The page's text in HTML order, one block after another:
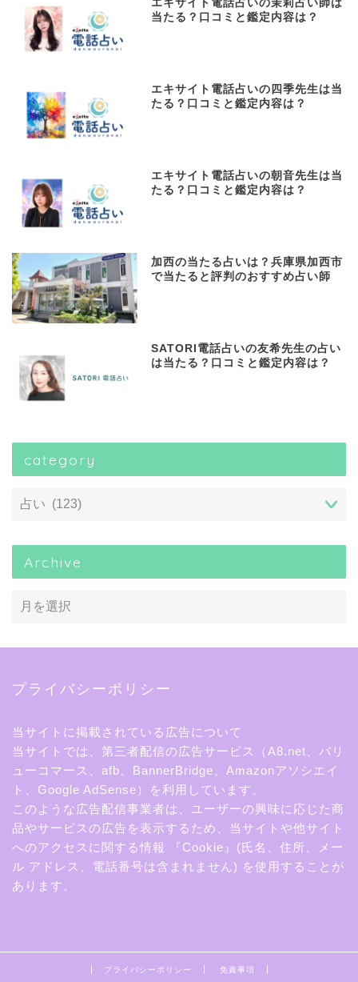
エキサイト電話占いの茉莉占い師は
当たる？口コミと鑑定内容は？
エキサイト電話占いの四季先生は当
たる？口コミと鑑定内容は？
エキサイト電話占いの朝音先生は当
たる？口コミと鑑定内容は？
加西の当たる占いは？兵庫県加西市
で当たると評判のおすすめ占い師
SATORI電話占いの友希先生の占い
は当たる？口コミと鑑定内容は？
category
Archive
プライバシーポリシー
当サイトに掲載されている広告について
当サイトでは、第三者配信の広告サービス（A8.net、バリ
ューコマース、afb、BannerBridge、Amazonアソシエイ
ト、Google AdSense）を利用しています。
このような広告配信事業者は、ユーザーの興味に応じた商
品やサービスの広告を表示するため、当サイトや他サイト
へのアクセスに関する情報 『Cookie』(氏名、住所、メー
ル アドレス、電話番号は含まれません) を使用することが
あります。
プライバシーポリシー 免責事項